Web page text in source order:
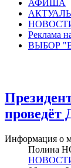
АФИША
Реклама
ВЫБОР
проведёт
Информация о
Полина